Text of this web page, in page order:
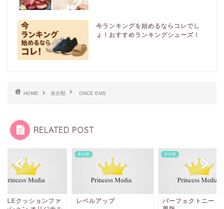
今ランキングを始めるならコレでし
ょ！おすすめランキングシューズ！
HOME 未分類 ONCE EMS
RELATED POST
ルアップ
未分類
パーフェクトニードル
未分類
WATTLEクッション